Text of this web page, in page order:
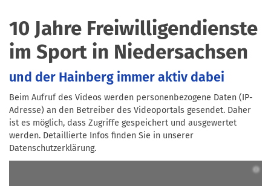
10 Jahre Freiwilligendienste
im Sport in Niedersachsen
und der Hainberg immer aktiv dabei
Beim Aufruf des Videos werden personenbezogene Daten (IP-
Adresse) an den Betreiber des Videoportals gesendet. Daher
ist es möglich, dass Zugriffe gespeichert und ausgewertet
werden. Detaillierte Infos finden Sie in unserer
Datenschutzerklärung.